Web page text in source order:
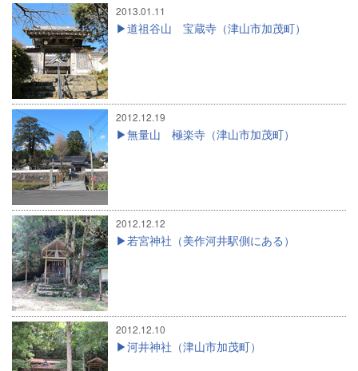
2013.01.11
道祖谷山 宝蔵寺（津山市加茂町）
2012.12.19
無量山 極楽寺（津山市加茂町）
2012.12.12
若宮神社（美作河井駅側にある）
2012.12.10
河井神社（津山市加茂町）